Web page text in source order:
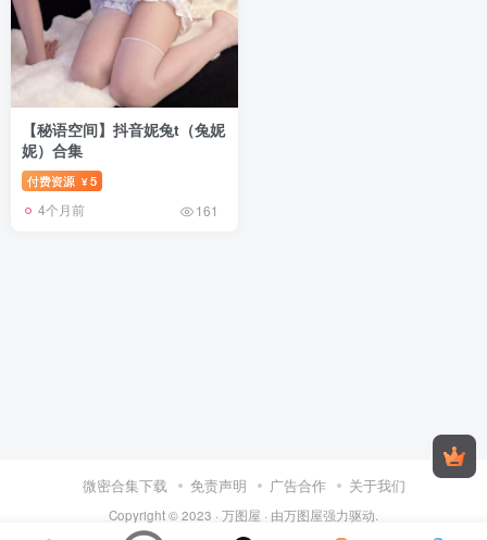
【秘语空间】抖音妮兔t（兔妮
妮）合集
付费资源 ¥5
4个月前 161
微密合集下载 免责声明 广告合作 关于我们
Copyright © 2023 · 万图屋 · 由万图屋强力驱动.